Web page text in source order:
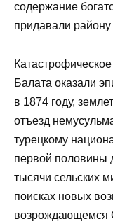
содержание
придавали району
Балата оказали
в 1874 году,
отъезд
турецкому
первой половины
тысячи сельских
поисках новых
возрождающемся